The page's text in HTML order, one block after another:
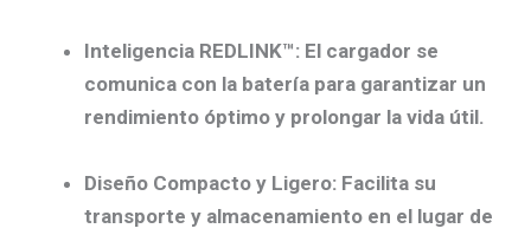
Inteligencia REDLINK™: El cargador se
comunica con la batería para garantizar un
rendimiento óptimo y prolongar la vida útil.
Diseño Compacto y Ligero: Facilita su
transporte y almacenamiento en el lugar de